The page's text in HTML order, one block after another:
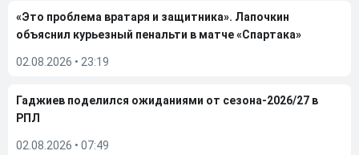
«Это проблема вратаря и защитника». Лапочкин
объяснил курьезный пенальти в матче «Спартака»
02.08.2026 • 23:19
Гаджиев поделился ожиданиями от сезона-2026/27 в
РПЛ
02.08.2026 • 07:49